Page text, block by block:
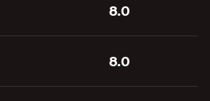
8.0
8.0